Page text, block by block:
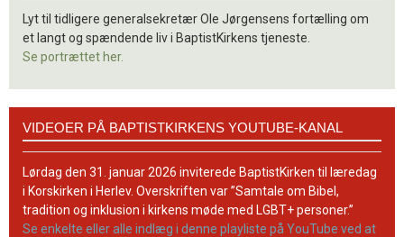
Lyt til tidligere generalsekretær Ole Jørgensens fortælling om
et langt og spændende liv i BaptistKirkens tjeneste.
Se portrættet her.
BaptistKirkens
YouTube-
kanal
VIDEOER PÅ BAPTISTKIRKENS YOUTUBE-KANAL
Lørdag den 31. januar 2026 inviterede BaptistKirken til læredag
i Korskirken i Herlev. Overskriften var ”Samtale om Bibel,
tradition og inklusion i kirkens møde med LGBT+ personer.”
Se enkelte eller alle indlæg i denne playliste på YouTube ved at